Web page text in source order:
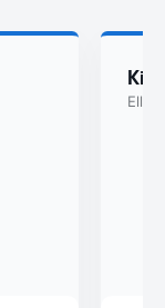
Kia
Eller